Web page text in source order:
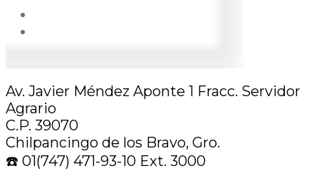
Av. Javier Méndez Aponte 1 Fracc. Servidor
Agrario
C.P. 39070
Chilpancingo de los Bravo, Gro.
☎️ 01(747) 471-93-10 Ext. 3000